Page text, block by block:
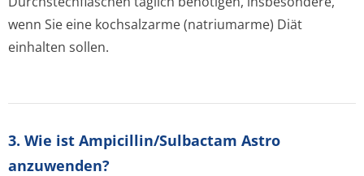
wenn Sie eine kochsalzarme (natriumarme) Diät
einhalten sollen.
3. Wie ist Ampicillin/Sulbactam Astro
anzuwenden?